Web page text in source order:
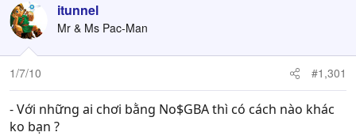
t
a
r
e
r
itunnel
Mr & Ms Pac-Man
1/7/10 #1,301
- Với những ai chơi bằng No$GBA thì có cách nào khác
ko bạn ?